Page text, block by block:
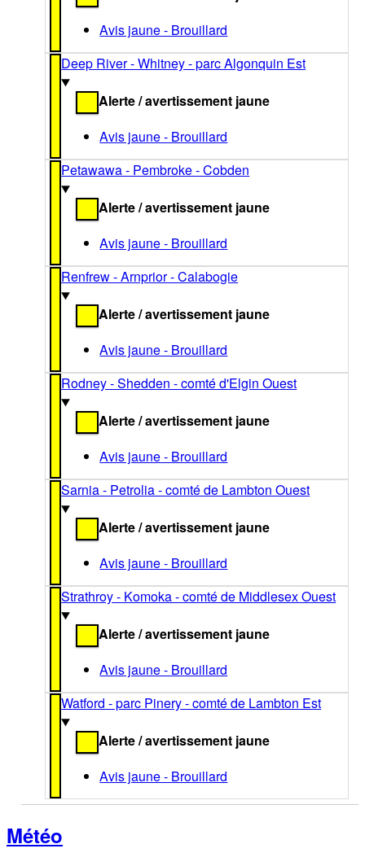
Avis jaune - Brouillard
Deep River - Whitney - parc Algonquin Est
Alerte / avertissement jaune
Avis jaune - Brouillard
Petawawa - Pembroke - Cobden
Alerte / avertissement jaune
Avis jaune - Brouillard
Renfrew - Arnprior - Calabogie
Alerte / avertissement jaune
Avis jaune - Brouillard
Rodney - Shedden - comté d'Elgin Ouest
Alerte / avertissement jaune
Avis jaune - Brouillard
Sarnia - Petrolia - comté de Lambton Ouest
Alerte / avertissement jaune
Avis jaune - Brouillard
Strathroy - Komoka - comté de Middlesex Ouest
Alerte / avertissement jaune
Avis jaune - Brouillard
Watford - parc Pinery - comté de Lambton Est
Alerte / avertissement jaune
Avis jaune - Brouillard
Météo